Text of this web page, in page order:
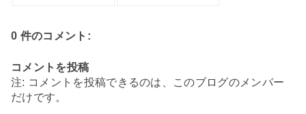
0 件のコメント:
コメントを投稿
注: コメントを投稿できるのは、このブログのメンバー
だけです。